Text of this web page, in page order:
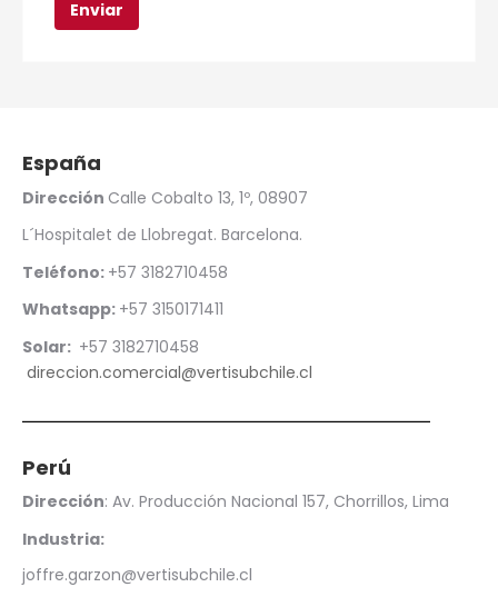
España
Dirección Calle Cobalto 13, 1º, 08907
L´Hospitalet de Llobregat. Barcelona.
Teléfono: +57 3182710458
Whatsapp: +57 3150171411
Solar: +57 3182710458
direccion.comercial@vertisubchile.cl
Perú
Dirección: Av. Producción Nacional 157, Chorrillos, Lima
Industria:
joffre.garzon@vertisubchile.cl